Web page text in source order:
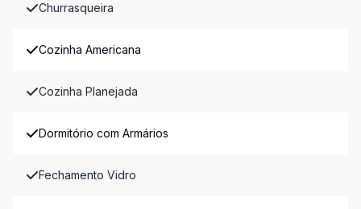
Churrasqueira
Cozinha Americana
Cozinha Planejada
Dormitório com Armários
Fechamento Vidro